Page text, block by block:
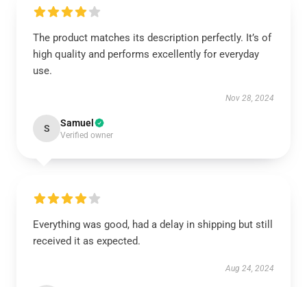
The product matches its description perfectly. It’s of
high quality and performs excellently for everyday
use.
Nov 28, 2024
S Samuel
Verified owner
Everything was good, had a delay in shipping but still
received it as expected.
Aug 24, 2024